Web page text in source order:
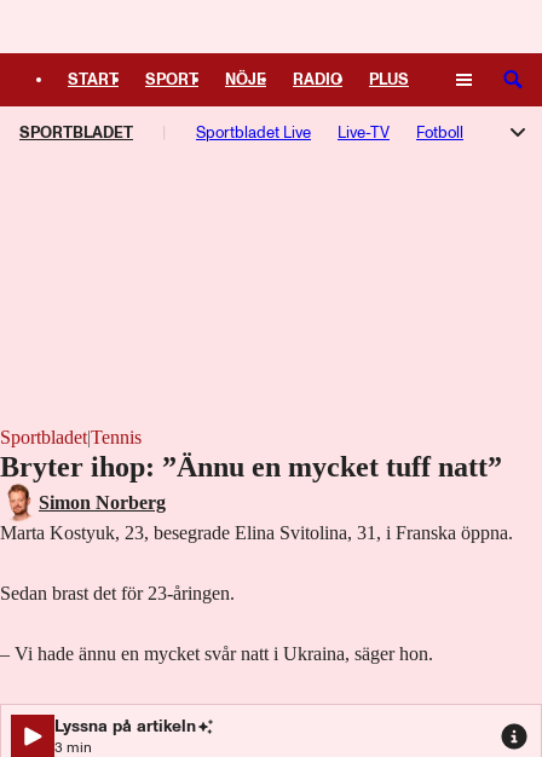
START SPORT NÖJE RADIO PLUS
TIPSA KULTUR LEDARE
SÖK
SPORTBLADET Sportbladet Live Live-TV Fotboll
Sportbladet|Tennis
Bryter ihop: ”Ännu en mycket tuff natt”
Simon Norberg
Marta Kostyuk, 23, besegrade Elina Svitolina, 31, i Franska öppna.
Sedan brast det för 23-åringen.
– Vi hade ännu en mycket svår natt i Ukraina, säger hon.
Lyssna på artikeln
3 min